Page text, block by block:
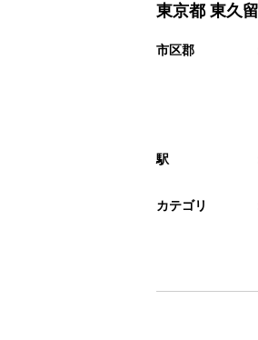
東京都 東久
市区郡
駅
カテゴリ